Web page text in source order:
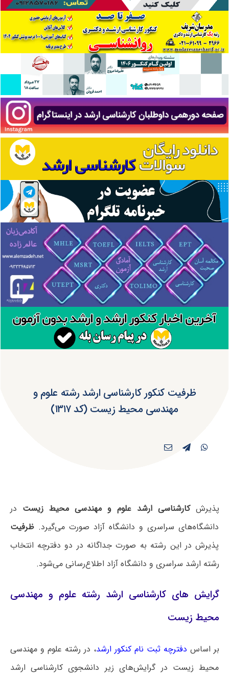
ظرفیت کنکور کارشناسی ارشد رشته علوم و
مهندسی محیط زیست (کد ۱۳۱۷)
پذیرشکارشناسی ارشد علوم و مهندسی محیط زیست در
دانشگاه‌های سراسری و دانشگاه آزاد صورت می‌گیرد.ظرفیت
پذیرش در این رشته به صورت جداگانه در دو دفترچه انتخاب
رشته ارشد سراسری و دانشگاه آزاد اطلاع‌رسانی می‌شود.
گرایش های کارشناسی ارشد رشته علوم و مهندسی
محیط زیست
بر اساس دفترچه ثبت نام کنکور ارشد، در رشته علوم و مهندسی
محیط زیست در گرایش‌های زیر دانشجوی کارشناسی ارشد